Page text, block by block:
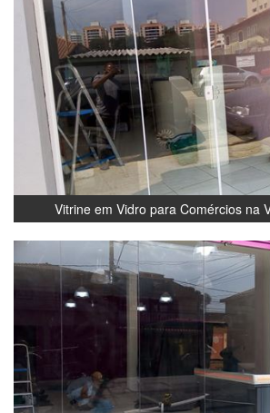
Vitrine em Vidro para Comércios na